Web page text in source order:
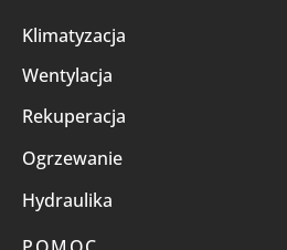
Klimatyzacja
Wentylacja
Rekuperacja
Ogrzewanie
Hydraulika